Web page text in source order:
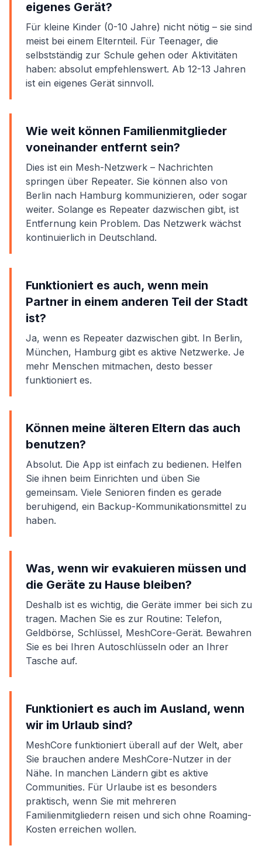
eigenes Gerät?
Für kleine Kinder (0-10 Jahre) nicht nötig – sie sind
meist bei einem Elternteil. Für Teenager, die
selbstständig zur Schule gehen oder Aktivitäten
haben: absolut empfehlenswert. Ab 12-13 Jahren
ist ein eigenes Gerät sinnvoll.
Wie weit können Familienmitglieder
voneinander entfernt sein?
Dies ist ein Mesh-Netzwerk – Nachrichten
springen über Repeater. Sie können also von
Berlin nach Hamburg kommunizieren, oder sogar
weiter. Solange es Repeater dazwischen gibt, ist
Entfernung kein Problem. Das Netzwerk wächst
kontinuierlich in Deutschland.
Funktioniert es auch, wenn mein
Partner in einem anderen Teil der Stadt
ist?
Ja, wenn es Repeater dazwischen gibt. In Berlin,
München, Hamburg gibt es aktive Netzwerke. Je
mehr Menschen mitmachen, desto besser
funktioniert es.
Können meine älteren Eltern das auch
benutzen?
Absolut. Die App ist einfach zu bedienen. Helfen
Sie ihnen beim Einrichten und üben Sie
gemeinsam. Viele Senioren finden es gerade
beruhigend, ein Backup-Kommunikationsmittel zu
haben.
Was, wenn wir evakuieren müssen und
die Geräte zu Hause bleiben?
Deshalb ist es wichtig, die Geräte immer bei sich zu
tragen. Machen Sie es zur Routine: Telefon,
Geldbörse, Schlüssel, MeshCore-Gerät. Bewahren
Sie es bei Ihren Autoschlüsseln oder an Ihrer
Tasche auf.
Funktioniert es auch im Ausland, wenn
wir im Urlaub sind?
MeshCore funktioniert überall auf der Welt, aber
Sie brauchen andere MeshCore-Nutzer in der
Nähe. In manchen Ländern gibt es aktive
Communities. Für Urlaube ist es besonders
praktisch, wenn Sie mit mehreren
Familienmitgliedern reisen und sich ohne Roaming-
Kosten erreichen wollen.